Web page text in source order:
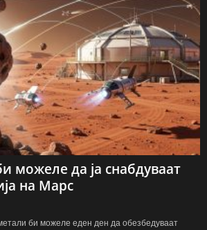
можеле да ја снабдуваат
на Марс
би можеле еден ден да обезбедуваат